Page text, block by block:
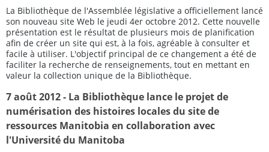
La Bibliothèque de l'Assemblée législative a officiellement lancé
son nouveau site Web le jeudi 4er octobre 2012. Cette nouvelle
présentation est le résultat de plusieurs mois de planification
afin de créer un site qui est, à la fois, agréable à consulter et
facile à utiliser. L'objectif principal de ce changement a été de
faciliter la recherche de renseignements, tout en mettant en
valeur la collection unique de la Bibliothèque.
7 août 2012 - La Bibliothèque lance le projet de
numérisation des histoires locales du site de
ressources Manitobia en collaboration avec
l'Université du Manitoba